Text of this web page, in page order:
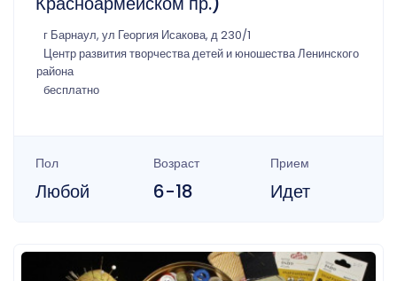
г Барнаул, ул Георгия Исакова, д 230/1
Центр развития творчества детей и юношества Ленинского
района
бесплатно
Пол
Любой
Возраст
6-18
Прием
Идет